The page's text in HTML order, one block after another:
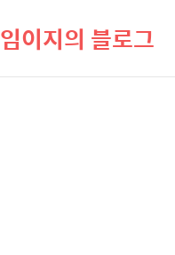
임이지의 블로그